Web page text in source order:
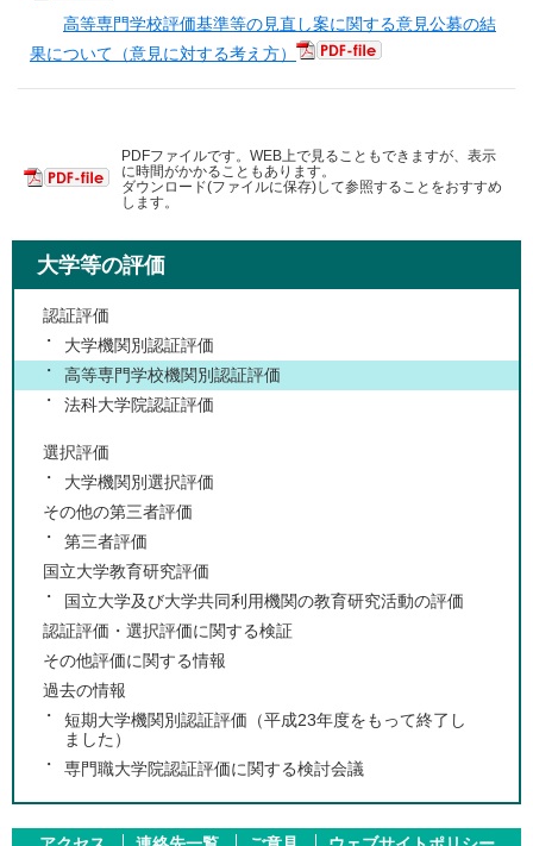
高等専門学校評価基準等の見直し案に関する意見公募の結
果について（意見に対する考え方）
PDFファイルです。WEB上で見ることもできますが、表示
に時間がかかることもあります。
ダウンロード(ファイルに保存)して参照することをおすすめ
します。
大学等の評価
認証評価
大学機関別認証評価
高等専門学校機関別認証評価
法科大学院認証評価
選択評価
大学機関別選択評価
その他の第三者評価
第三者評価
国立大学教育研究評価
国立大学及び大学共同利用機関の教育研究活動の評価
認証評価・選択評価に関する検証
その他評価に関する情報
過去の情報
短期大学機関別認証評価（平成23年度をもって終了し
ました）
専門職大学院認証評価に関する検討会議